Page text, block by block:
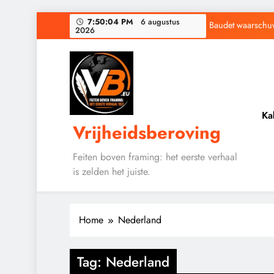
7:50:05 PM 6 augustus
2026
Baudet
Baudet
Waarom
Vrijheidsberoving
Feiten boven framing: het eerste verhaal
is zelden het juiste.
Home Nederland
Tag: Nederland
CONTROLE
GRONDRECHTEN
KALENDER 2030